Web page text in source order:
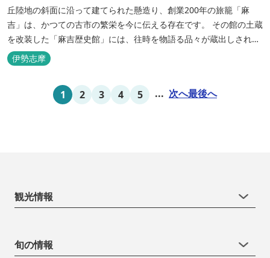
丘陸地の斜面に沿って建てられた懸造り、創業200年の旅籠「麻
吉」は、かつての古市の繁栄を今に伝える存在です。 その館の土蔵
を改装した「麻吉歴史館」には、往時を物語る品々が蔵出しされ、
お伊勢参り華やかなりし頃へとお誘い致します。
伊勢志摩
1 2 3 4 5 ... 次へ最後へ
観光情報
旬の情報